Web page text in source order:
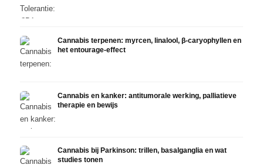
Cannabis terpenen: myrcen, linalool, β-caryophyllen en
het entourage-effect
Cannabis en kanker: antitumorale werking, palliatieve
therapie en bewijs
Cannabis bij Parkinson: trillen, basalganglia en wat
studies tonen